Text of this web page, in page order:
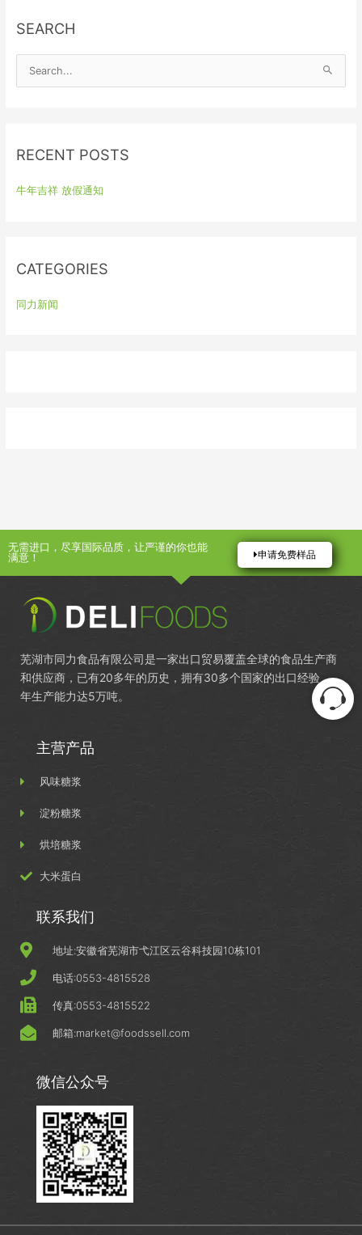
SEARCH
c
f
RECENT POSTS
牛年吉祥 放假通知
CATEGORIES
同力新闻
无需进口，尽享国际品质，让严谨的你也能
满意！
申请免费样品
芜湖市同力食品有限公司是一家出口贸易覆盖全球的食品生产商
和供应商，已有20多年的历史，拥有30多个国家的出口经验，
年生产能力达5万吨。
主营产品
风味糖浆
淀粉糖浆
烘培糖浆
大米蛋白
联系我们
地址:安徽省芜湖市弋江区云谷科技园10栋101
电话:0553-4815528
传真:0553-4815522
邮箱:market@foodssell.com
微信公众号